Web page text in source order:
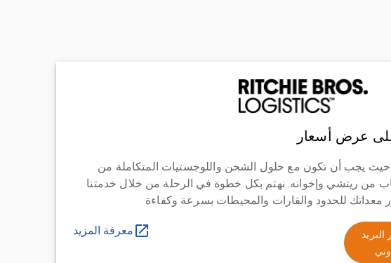
عرض أسعار
حيث يجب أن تكون مع حلول الشحن واللوجستيات المتكاملة من
من ريتشي وإخوانه. نهتم بكل خطوة في الرحلة من خلال خدمتنا
معداتك للحدود والقارات والمحيطات بسرعة وكفاءة
البريد
معرفة المزيد